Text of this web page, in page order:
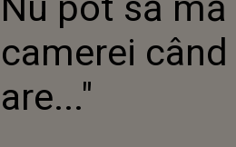
camerei
are..."